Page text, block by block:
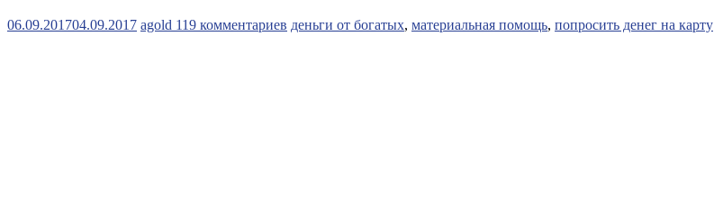
06.09.201704.09.2017 agold 119 комментариев деньги от богатых, материальная помощь, попросить денег на карту